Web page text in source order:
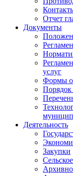
Отчет
Документы
услуг
Формы
Порядок
Деятельность
Закупки